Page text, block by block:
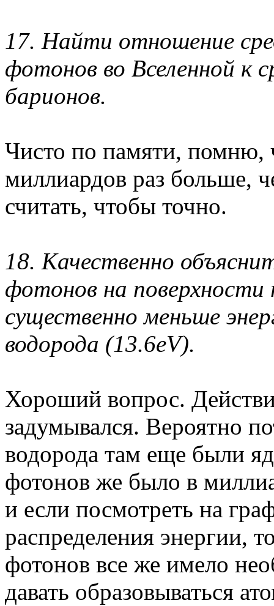
17. Найти отношение
фотонов во Вселенной к
барионов.
Чисто по памяти, помню,
миллиардов раз больше,
считать, чтобы точно.
18. Качественно
фотонов на поверхности
существенно меньше
водорода (13.6eV).
Хороший вопрос.
задумывался. Вероятно
водорода там еще были
фотонов же было в
и если посмотреть на
распределения энергии,
фотонов все же имело
давать образовываться